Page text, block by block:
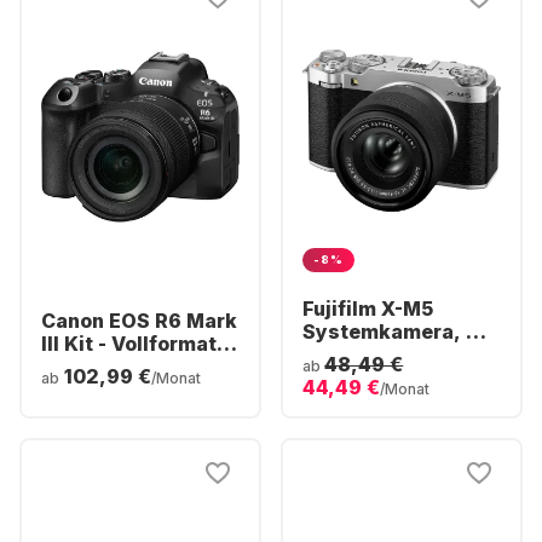
Canon EOS R6 Mark
III Kit - Vollformat
Kamera inkl. RF 24-
105mm F4-7.1 IS
ab 102,99 €/Monat
-8%
Fujifilm X-M5
Systemkamera, mit
Objektiv XC15-
45mm f/3.5-5.6 OIS
PZ
ab 48,49 €
44,49 €/Monat